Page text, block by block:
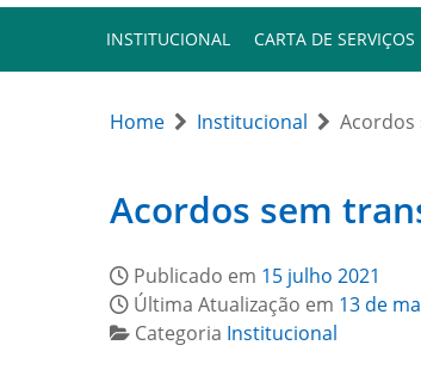
INSTITUCIONAL CARTA DE SERVIÇOS
Home Institucional Acordos
Acordos sem
Publicado em 15 julho 2021
Última Atualização em 13 de
Categoria Institucional